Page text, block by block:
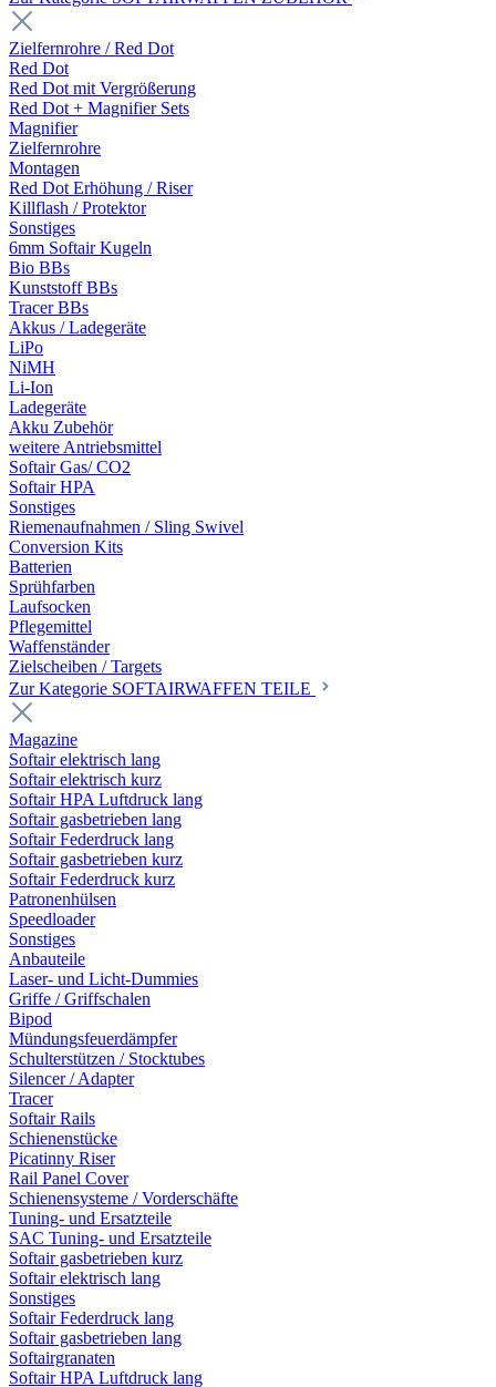
Zielfernrohre / Red Dot
Red Dot
Red Dot mit Vergrößerung
Red Dot + Magnifier Sets
Magnifier
Zielfernrohre
Montagen
Red Dot Erhöhung / Riser
Killflash / Protektor
Sonstiges
6mm Softair Kugeln
Bio BBs
Kunststoff BBs
Tracer BBs
Akkus / Ladegeräte
LiPo
NiMH
Li-Ion
Ladegeräte
Akku Zubehör
weitere Antriebsmittel
Softair Gas/ CO2
Softair HPA
Sonstiges
Riemenaufnahmen / Sling Swivel
Conversion Kits
Batterien
Sprühfarben
Laufsocken
Pflegemittel
Waffenständer
Zielscheiben / Targets
Zur Kategorie SOFTAIRWAFFEN TEILE
Magazine
Softair elektrisch lang
Softair elektrisch kurz
Softair HPA Luftdruck lang
Softair gasbetrieben lang
Softair Federdruck lang
Softair gasbetrieben kurz
Softair Federdruck kurz
Patronenhülsen
Speedloader
Sonstiges
Anbauteile
Laser- und Licht-Dummies
Griffe / Griffschalen
Bipod
Mündungsfeuerdämpfer
Schulterstützen / Stocktubes
Silencer / Adapter
Tracer
Softair Rails
Schienenstücke
Picatinny Riser
Rail Panel Cover
Schienensysteme / Vorderschäfte
Tuning- und Ersatzteile
SAC Tuning- und Ersatzteile
Softair gasbetrieben kurz
Softair elektrisch lang
Sonstiges
Softair Federdruck lang
Softair gasbetrieben lang
Softairgranaten
Softair HPA Luftdruck lang